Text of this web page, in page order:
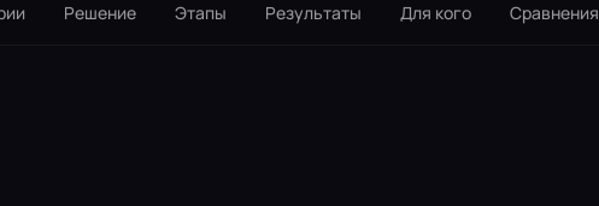
Решение Этапы Результаты Для кого Сравнения